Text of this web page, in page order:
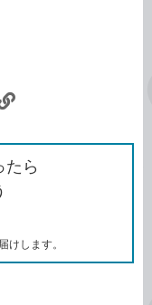
ク
を
コ
たら
けします。